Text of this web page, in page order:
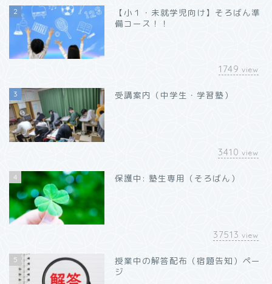
2
【小１・未就学児向け】そろばん準
備コース！！
1749 view
3 受講案内（中学生・学習塾）
3410 view
4 保護中: 塾生専用（そろばん）
37513 view
5
授業中の解答配布（宿題告知）ペー
ジ